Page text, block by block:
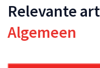
Relevante
Algemeen